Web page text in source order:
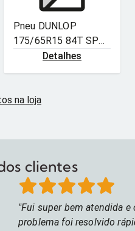
Pneu DUNLOP
175/65R15 84T SP
TOURING R1 :
Detalhes
na loja
clientes
Fui super bem atendida e
problema foi resolvido